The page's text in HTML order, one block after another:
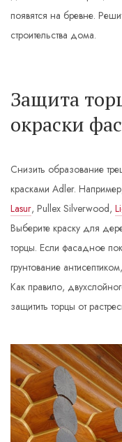
появятся на бревне.
строительства дома.
Защита
окраски
Снизить образование
красками Adler.
Lasur, Pullex Silverwood,
Выберите краску для
торцы. Если фасадное
грунтование
Как правило,
защитить торцы от